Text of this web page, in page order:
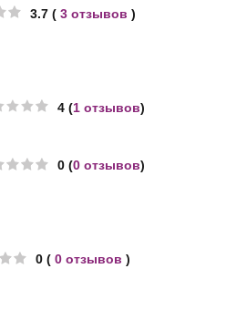
3.7 ( 3 отзывов )
4 (1 отзывов)
0 (0 отзывов)
0 ( 0 отзывов )